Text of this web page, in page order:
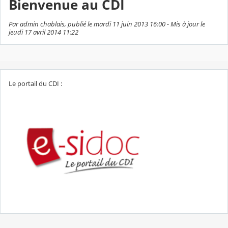
Bienvenue au CDI
Par admin chablais, publié le mardi 11 juin 2013 16:00 - Mis à jour le
jeudi 17 avril 2014 11:22
Le portail du CDI :